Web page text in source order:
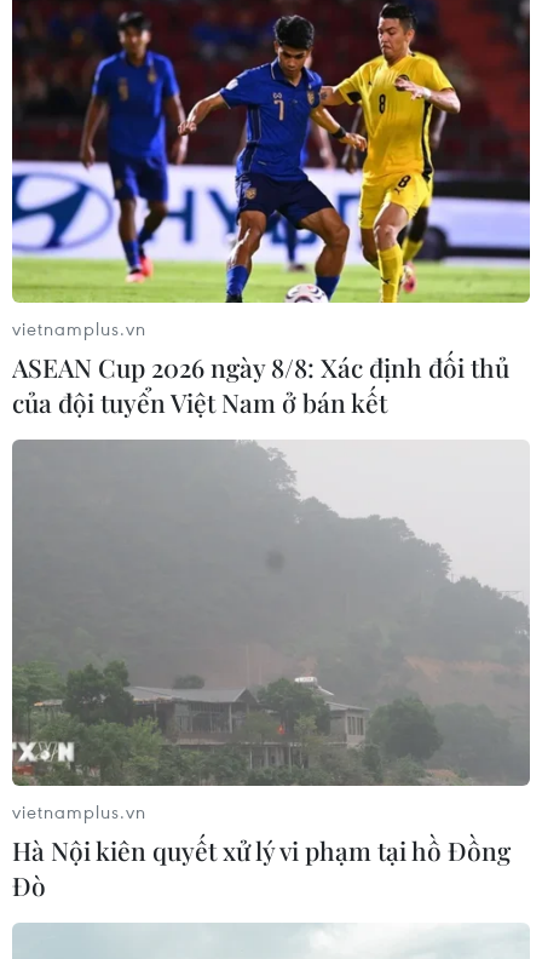
vietnamplus.vn
ASEAN Cup 2026 ngày 8/8: Xác định đối thủ
của đội tuyển Việt Nam ở bán kết
vietnamplus.vn
Hà Nội kiên quyết xử lý vi phạm tại hồ Đồng
Đò